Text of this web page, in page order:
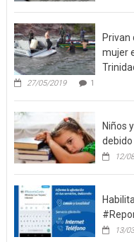
Privan
mujer
27/05/2019 1
Niños
12/
13/